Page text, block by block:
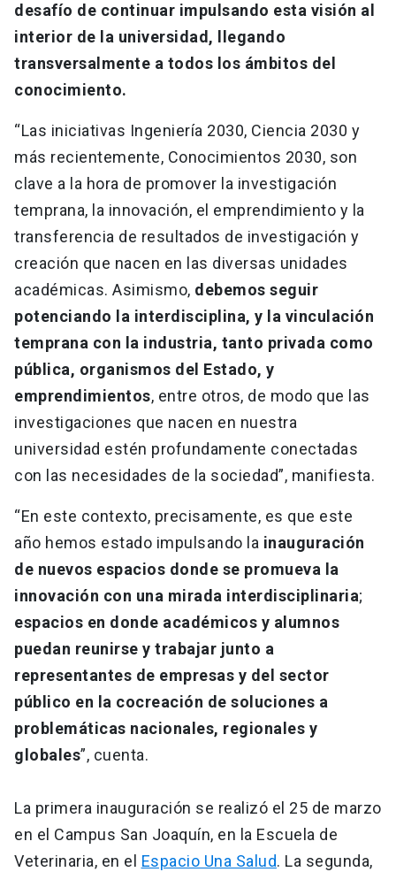
desafío de continuar impulsando esta visión al
interior de la universidad, llegando
transversalmente a todos los ámbitos del
conocimiento.
“Las iniciativas Ingeniería 2030, Ciencia 2030 y
más recientemente, Conocimientos 2030, son
clave a la hora de promover la investigación
temprana, la innovación, el emprendimiento y la
transferencia de resultados de investigación y
creación que nacen en las diversas unidades
académicas. Asimismo, debemos seguir
potenciando la interdisciplina, y la vinculación
temprana con la industria, tanto privada como
pública, organismos del Estado, y
emprendimientos, entre otros, de modo que las
investigaciones que nacen en nuestra
universidad estén profundamente conectadas
con las necesidades de la sociedad”, manifiesta.
“En este contexto, precisamente, es que este
año hemos estado impulsando la inauguración
de nuevos espacios donde se promueva la
innovación con una mirada interdisciplinaria;
espacios en donde académicos y alumnos
puedan reunirse y trabajar junto a
representantes de empresas y del sector
público en la cocreación de soluciones a
problemáticas nacionales, regionales y
globales”, cuenta.
La primera inauguración se realizó el 25 de marzo
en el Campus San Joaquín, en la Escuela de
Veterinaria, en el Espacio Una Salud. La segunda,